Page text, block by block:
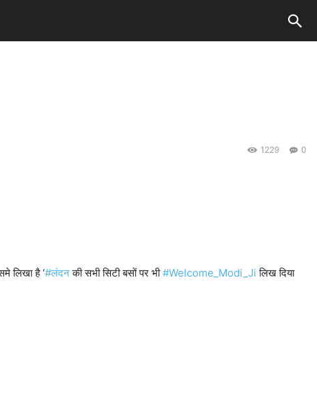
0
1229
लिखा है ‘#लंदनकी सभी सिटी बसों पर भी#Welcome_Modi_Ji लिख दिया